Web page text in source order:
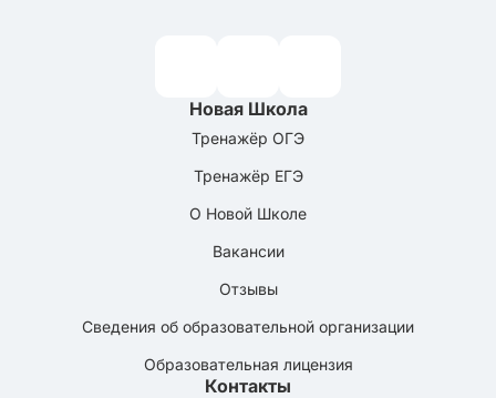
Новая Школа
Тренажёр ОГЭ
Тренажёр ЕГЭ
О Новой Школе
Вакансии
Отзывы
Сведения об образовательной организации
Образовательная лицензия
Контакты